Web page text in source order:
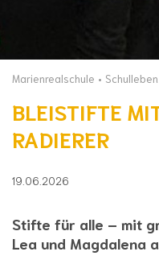
Marienrealschule Schulleben
BLEISTIFTE
RADIERER
19.06.2026
Stifte für alle – mit
Lea und Magdalena